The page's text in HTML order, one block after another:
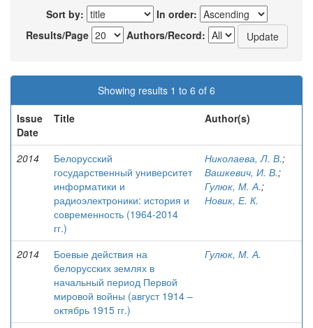
Sort by:
In order:
Results/Page
Authors/Record:
Showing results 1 to 6 of 6
Issue
Date
Title Author(s)
2014
Белорусский
государственный университет
информатики и
радиоэлектроники: история и
современность (1964-2014
гг.)
Николаева, Л. В.;
Вашкевич, И. В.;
Гулюк, М. А.;
Новик, Е. К.
2014
Боевые действия на
белорусских землях в
начальный период Первой
мировой войны (август 1914 –
октябрь 1915 гг.)
Гулюк, М. А.